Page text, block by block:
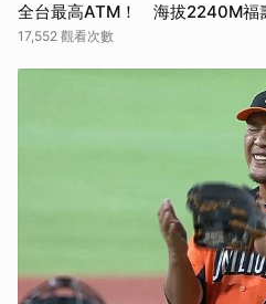
全台最高ATM！ 海拔2240M福
17,552 觀看次數